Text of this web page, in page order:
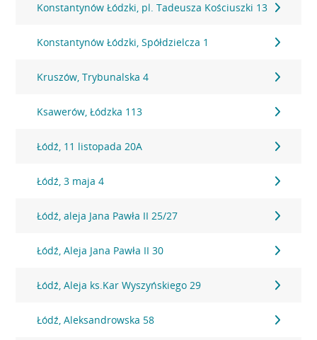
Konstantynów Łódzki, pl. Tadeusza Kościuszki 13
Konstantynów Łódzki, Spółdzielcza 1
Kruszów, Trybunalska 4
Ksawerów, Łódzka 113
Łódź, 11 listopada 20A
Łódź, 3 maja 4
Łódź, aleja Jana Pawła II 25/27
Łódź, Aleja Jana Pawła II 30
Łódź, Aleja ks.Kar Wyszyńskiego 29
Łódź, Aleksandrowska 58